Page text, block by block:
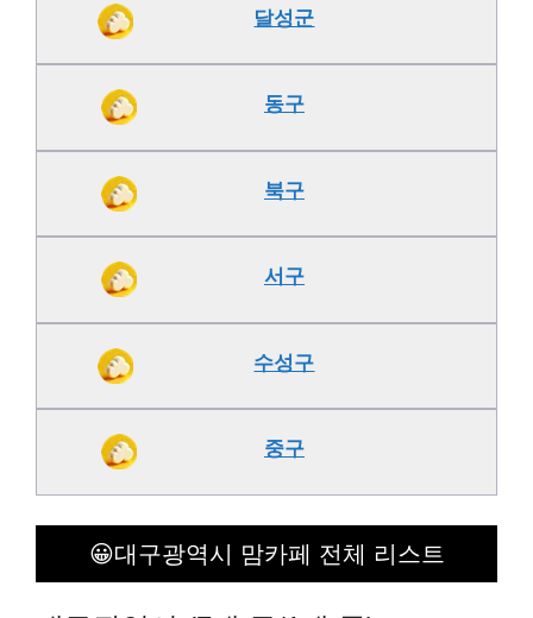
달성군
동구
북구
서구
수성구
중구
😀대구광역시 맘카페 전체 리스트